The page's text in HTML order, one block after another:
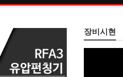
장비시현